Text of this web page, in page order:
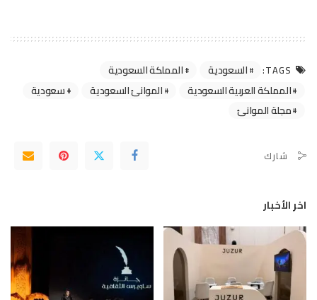
TAGS: السعودية
المملكة السعودية
المملكة العربية السعودية
الموانئ السعودية
سعودية
مجلة الموانئ
شارك
اخر الأخبار